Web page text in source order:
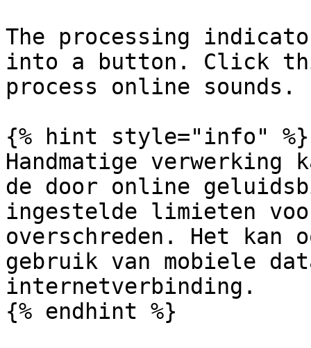
The processing
into a button. Click
process online sounds.
{% hint style="info" %}
Handmatige
de door online
ingestelde limieten
overschreden. Het
gebruik van mobiele
internetverbinding.
{% endhint %}